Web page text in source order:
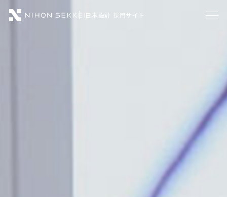
日本設計 採用サイト